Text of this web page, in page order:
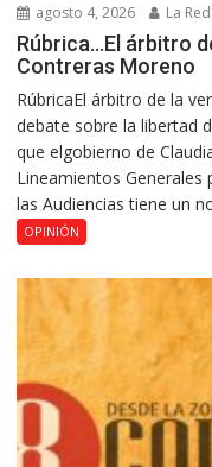
agosto 4, 2026 La
Rúbrica…El árbitro
Contreras Moreno
RúbricaEl árbitro de la
debate sobre la libertad
que elgobierno de
Lineamientos Generales
las Audiencias tiene un
OPINIÓN